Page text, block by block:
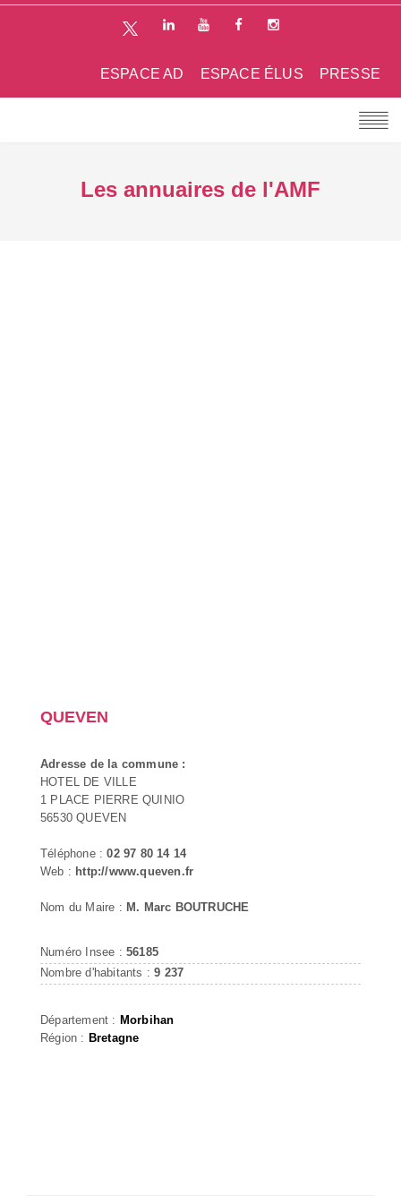
PRESSE
ESPACE ÉLUS
ESPACE AD
Les annuaires de l'AMF
QUEVEN
Adresse de la commune :
HOTEL DE VILLE
1 PLACE PIERRE QUINIO
56530 QUEVEN
Téléphone :02 97 80 14 14
Web : http://www.queven.fr
Nom du Maire : M. Marc BOUTRUCHE
Numéro Insee : 56185
Nombre d'habitants :9 237
Département : Morbihan
Région : Bretagne